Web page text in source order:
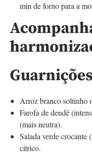
min de forno para a
Arroz branco soltinho
Farofa de dendê
(mais neutra).
Salada verde
cítrico.